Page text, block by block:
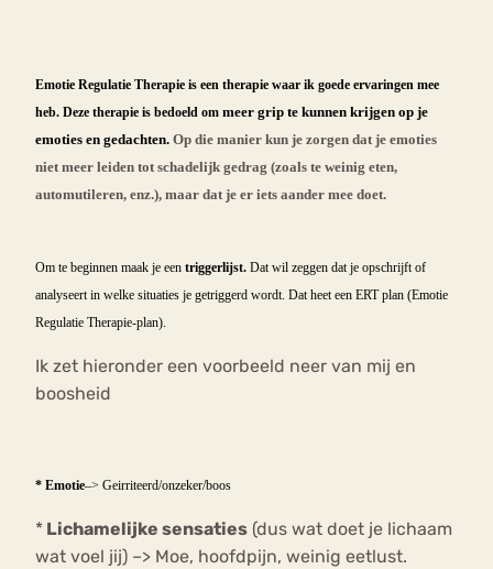
Emotie Regulatie Therapie is een therapie waar ik goede ervaringen mee
heb. Deze therapie is bedoeld om meer grip te kunnen krijgen op je
emoties en gedachten. Op die manier kun je zorgen dat je emoties
niet meer leiden tot schadelijk gedrag (zoals te weinig eten,
automutileren, enz.), maar dat je er iets aander mee doet.
Om te beginnen maak je een triggerlijst. Dat wil zeggen dat je opschrijft of
analyseert in welke situaties je getriggerd wordt. Dat heet een ERT plan (Emotie
Regulatie Therapie-plan).
Ik zet hieronder een voorbeeld neer van mij en
boosheid
* Emotie–> Geirriteerd/onzeker/boos
* Lichamelijke sensaties (dus wat doet je lichaam
wat voel jij) –> Moe, hoofdpijn, weinig eetlust.
Chat
Forum
mia
Nerv
osa
Eetstoornis Anorexia Nervosa
Eetbuien Piekeren Sport
Trauma